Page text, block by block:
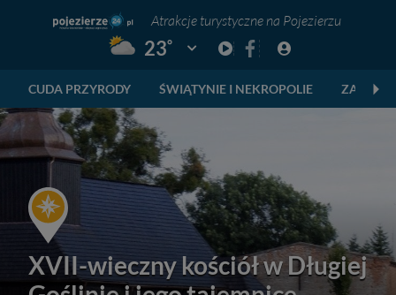
Atrakcje turystyczne na Pojezierzu
23° Pogoda: Gniezno
CUDA PRZYRODY ŚWIĄTYNIE I NEKROPOLIE ZABYTKI
XVII-wieczny kościół w Długiej